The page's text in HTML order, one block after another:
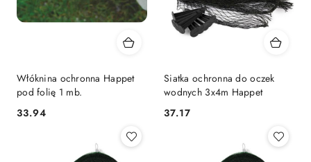
Włóknina ochronna Happet
pod folię 1 mb.
Cena:
33.94
Siatka ochronna do oczek
wodnych 3x4m Happet
Cena:
37.17